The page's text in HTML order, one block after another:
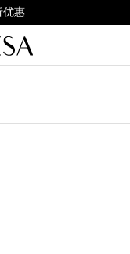
优惠